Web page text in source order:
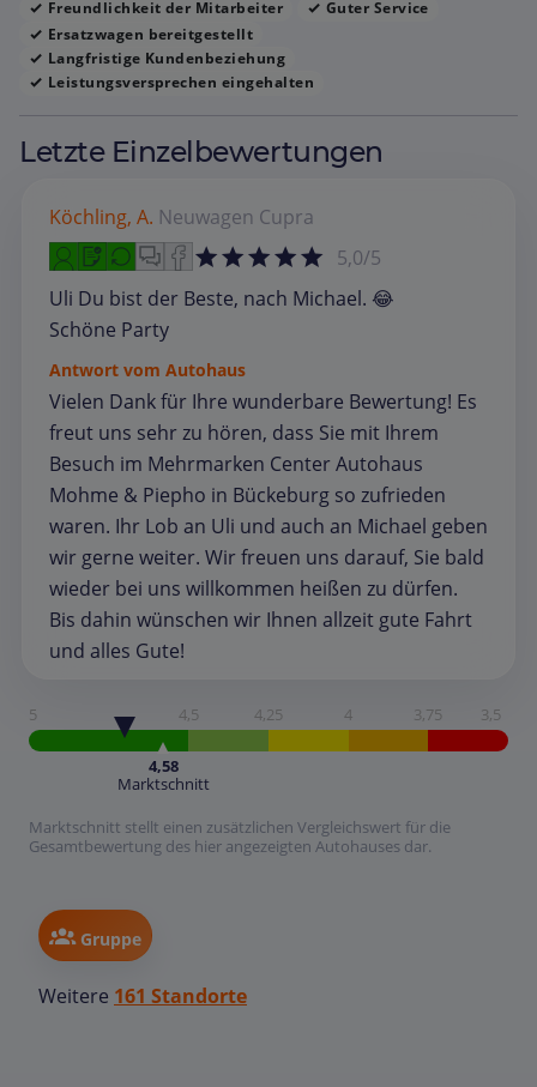
Freundlichkeit der Mitarbeiter
Guter Service
Ersatzwagen bereitgestellt
Langfristige Kundenbeziehung
Leistungsversprechen eingehalten
Letzte Einzelbewertungen
Köchling, A. Neuwagen Cupra
5,0/5
Uli Du bist der Beste, nach Michael. 😂
Schöne Party
Antwort vom Autohaus
Vielen Dank für Ihre wunderbare Bewertung! Es
freut uns sehr zu hören, dass Sie mit Ihrem
Besuch im Mehrmarken Center Autohaus
Mohme & Piepho in Bückeburg so zufrieden
waren. Ihr Lob an Uli und auch an Michael geben
wir gerne weiter. Wir freuen uns darauf, Sie bald
wieder bei uns willkommen heißen zu dürfen.
Bis dahin wünschen wir Ihnen allzeit gute Fahrt
und alles Gute!
5 4,5 4,25 4 3,75 3,5
4,58
Marktschnitt
Marktschnitt stellt einen zusätzlichen Vergleichswert für die
Gesamtbewertung des hier angezeigten Autohauses dar.
Gruppe
Weitere 161 Standorte